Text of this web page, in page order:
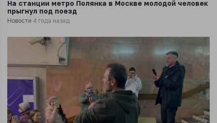
На станции метро Полянка в Москве молодой человек
прыгнул под поезд
Новости 4 года назад